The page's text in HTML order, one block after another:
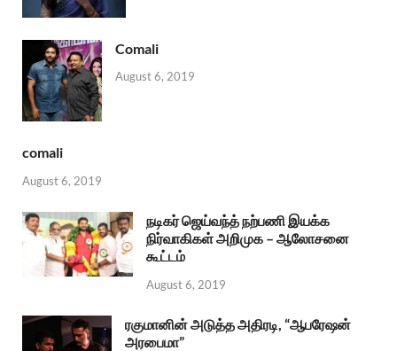
Comali
August 6, 2019
comali
August 6, 2019
நடிகர் ஜெய்வந்த் நற்பணி இயக்க
நிர்வாகிகள் அறிமுக – ஆலோசனை
கூட்டம்
August 6, 2019
ரகுமானின் அடுத்த அதிரடி, “ஆபரேஷன்
அரபைமா”